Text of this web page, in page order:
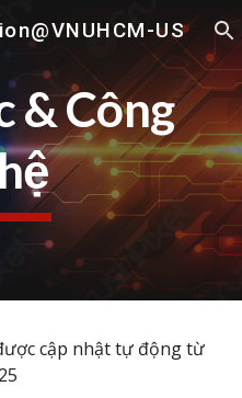
Skip to navigation
US
& Công
cập nhật tự động từ